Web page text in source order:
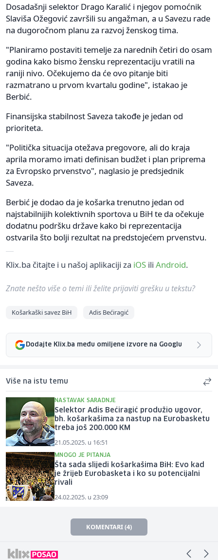
Dosadašnji selektor Drago Karalić i njegov pomoćnik
Slaviša Ožegović završili su angažman, a u Savezu rade
na dugoročnom planu za razvoj ženskog tima.
"Planiramo postaviti temelje za narednih četiri do osam
godina kako bismo žensku reprezentaciju vratili na
raniji nivo. Očekujemo da će ovo pitanje biti
razmatrano u prvom kvartalu godine", istakao je
Berbić.
Finansijska stabilnost Saveza takođe je jedan od
prioriteta.
"Politička situacija otežava pregovore, ali do kraja
aprila moramo imati definisan budžet i plan priprema
za Evropsko prvenstvo", naglasio je predsjednik
Saveza.
Berbić je dodao da je košarka trenutno jedan od
najstabilnijih kolektivnih sportova u BiH te da očekuje
dodatnu podršku države kako bi reprezentacija
ostvarila što bolji rezultat na predstojećem prvenstvu.
Klix.ba čitajte i u našoj aplikaciji za iOS ili Android.
Znate nešto više o temi ili želite prijaviti grešku u tekstu?
Košarkaški savez BiH Adis Bećiragić
Dodajte Klix.ba među omiljene izvore na Googlu
Više na istu temu
NASTAVAK SARADNJE
Selektor Adis Bećiragić produžio ugovor,
bh. košarkašima za nastup na Eurobasketu
treba još 200.000 KM
21.05.2025. u 16:51
MNOGO JE PITANJA
Šta sada slijedi košarkašima BiH: Evo kad
je žrijeb Eurobasketa i ko su potencijalni
rivali
24.02.2025. u 23:09
KOMENTARI (4)